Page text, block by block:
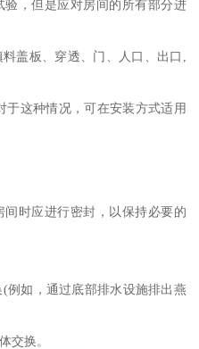
，但是应对房间的所有部分进
盖板、穿透、门、人口、出口,
于这种情况，可在安装方式适用
时应进行密封，以保持必要的
例如，通过底部排水设施排出燕
交换。